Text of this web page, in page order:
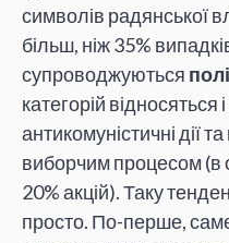
символів радянської
більш, ніж 35%
супроводжуються
категорій відносяться і
антикомуністичні дії
виборчим процесом (в
20% акцій). Таку
просто. По-перше, саме